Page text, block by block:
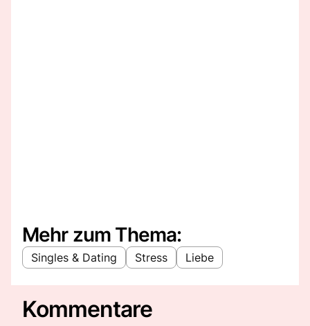
Mehr zum Thema:
Singles & Dating Stress Liebe
Kommentare